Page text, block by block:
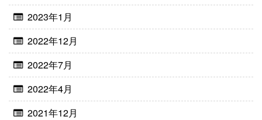
2023年1月
2022年12月
2022年7月
2022年4月
2021年12月